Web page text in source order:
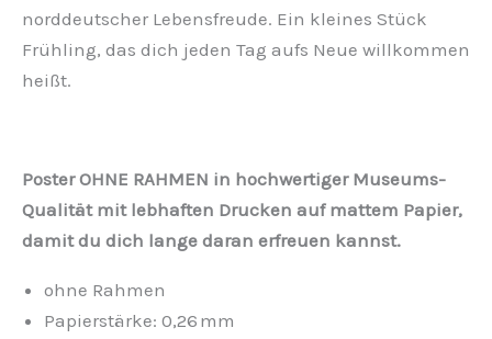
norddeutscher Lebensfreude. Ein kleines Stück
Frühling, das dich jeden Tag aufs Neue willkommen
heißt.
Poster OHNE RAHMEN in hochwertiger Museums-
Qualität mit lebhaften Drucken auf mattem Papier,
damit du dich lange daran erfreuen kannst.
ohne Rahmen
Papierstärke: 0,26 mm